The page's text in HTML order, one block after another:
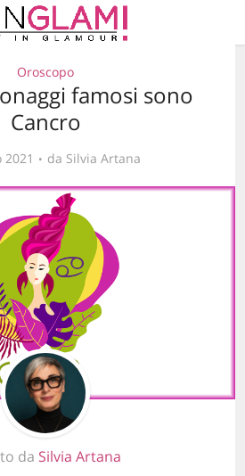
Oroscopo
famosi sono
Cancro
2021 da Silvia Artana
da Silvia Artana